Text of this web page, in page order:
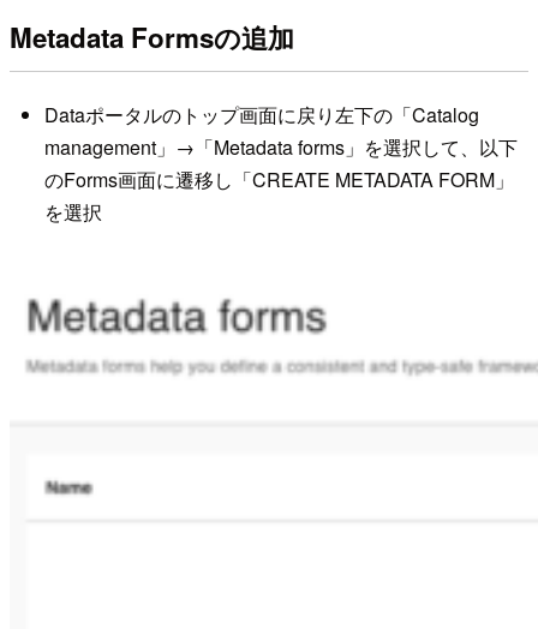
Metadata Formsの追加
Dataポータルのトップ画面に戻り左下の「Catalog
management」→「Metadata forms」を選択して、以下
のForms画面に遷移し「CREATE METADATA FORM」
を選択